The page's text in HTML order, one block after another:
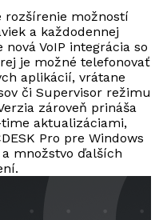
rozšírenie možností
a každodennej
VoIP integrácia so
je možné telefonovať
aplikácií, vrátane
či Supervisor režimu
zároveň prináša
aktualizáciami,
Pro pre Windows
množstvo ďalších